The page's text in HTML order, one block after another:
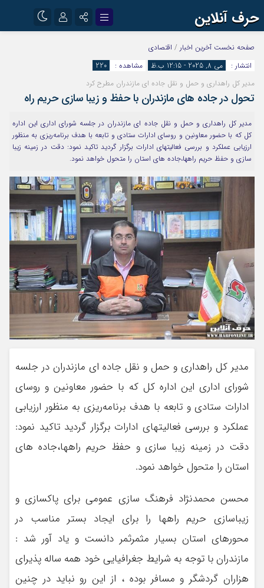
حرف آنلاین
اینستاگرام
آپارات
رمز عبور
مرا به خاطر بسپار
صفحه نخست آخرین اخبار / اقتصادی
انتشار :
می 8, 2025 - 12:15 ب.ظ مشاهده :
220
مدیر کل راهداری و حمل و نقل جاده ای مازندران مطرح کرد
تحول در جاده های مازندران با حفظ و زیبا سازی حریم راه
مدیر کل راهداری و حمل و نقل جاده ای مازندران در جلسه شورای اداری این اداره
کل که با حضور معاونین و روسای ادارات ستادی و تابعه با هدف برنامه‌ریزی به منظور
ارزیابی عملکرد و بررسی فعالیتهای ادارات برگزار گردید تاکید نمود: دقت در زمینه زیبا
سازی و حفظ حریم راهها،جاده های استان را متحول خواهد نمود.
مدیر کل راهداری و حمل و نقل جاده ای مازندران در جلسه
شورای اداری این اداره کل که با حضور معاونین و روسای
ادارات ستادی و تابعه با هدف برنامه‌ریزی به منظور ارزیابی
عملکرد و بررسی فعالیتهای ادارات برگزار گردید تاکید نمود:
دقت در زمینه زیبا سازی و حفظ حریم راهها،جاده های
استان را متحول خواهد نمود.
محسن محمدنژاد فرهنگ سازی عمومی برای پاکسازی و
زیباسازی حریم راهها را برای ایجاد بستر مناسب در
محورهای استان بسیار مثمرثمر دانست و یاد آور شد :
مازندران با توجه به شرایط جغرافیایی خود همه ساله پذیرای
هزاران گردشگر و مسافر بوده ، از این رو نباید در چنین